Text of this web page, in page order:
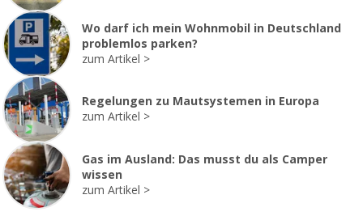
Wo darf ich mein Wohnmobil in Deutschland
problemlos parken?
zum Artikel
Regelungen zu Mautsystemen in Europa
zum Artikel
Gas im Ausland: Das musst du als Camper
wissen
zum Artikel